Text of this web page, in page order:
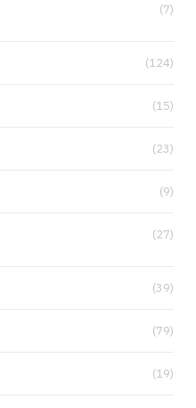
(7)
(124)
(15)
(23)
(9)
(27)
(39)
(79)
(19)